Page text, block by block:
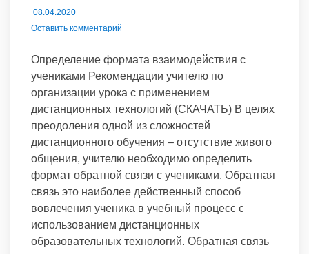
08.04.2020
Оставить комментарий
Определение формата взаимодействия с
учениками Рекомендации учителю по
организации урока с применением
дистанционных технологий (СКАЧАТЬ) В целях
преодоления одной из сложностей
дистанционного обучения – отсутствие живого
общения, учителю необходимо определить
формат обратной связи с учениками. Обратная
связь это наиболее действенный способ
вовлечения ученика в учебный процесс с
использованием дистанционных
образовательных технологий. Обратная связь